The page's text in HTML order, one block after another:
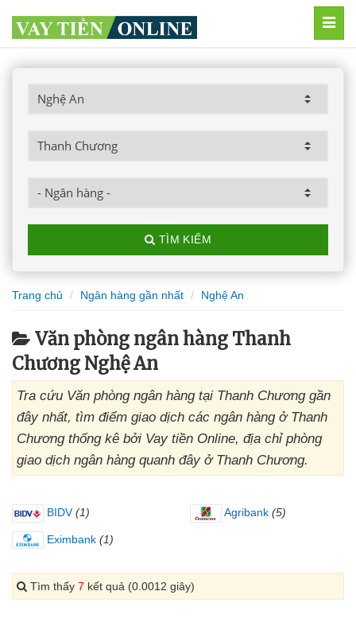
TÌM KIẾM
Trang chủ Ngân hàng gần nhất Nghệ An
Văn phòng ngân hàng Thanh
Chương Nghệ An
Tra cứu Văn phòng ngân hàng tại Thanh Chương gần
đây nhất, tìm điểm giao dịch các ngân hàng ở Thanh
Chương thống kê bởi Vay tiền Online, địa chỉ phòng
giao dịch ngân hàng quanh đây ở Thanh Chương.
BIDV (1) Agribank (5)
Eximbank (1)
Tìm thấy 7 kết quả (0.0012 giây)